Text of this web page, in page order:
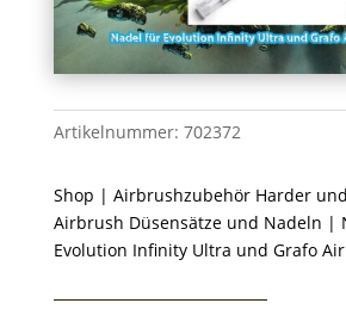
Artikelnummer: 702372
Shop | Airbrushzubehör Harder
Airbrush Düsensätze und Nadeln |
Evolution Infinity Ultra und Grafo